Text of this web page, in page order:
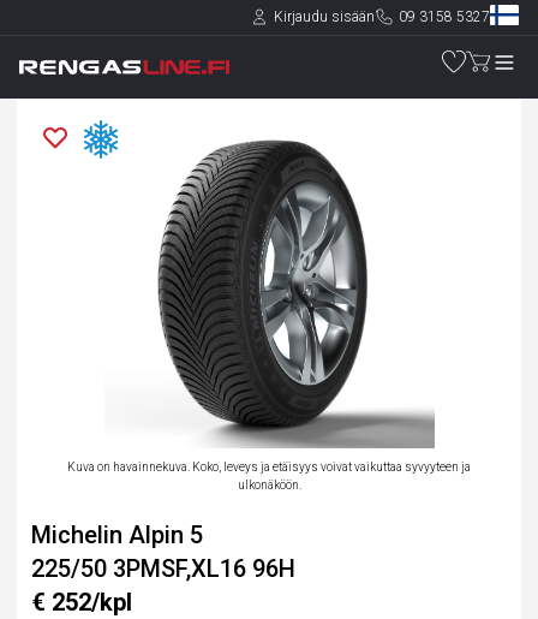
Kirjaudu sisään 09 3158 5327
Kuva on havainnekuva. Koko, leveys ja etäisyys voivat vaikuttaa syvyyteen ja
ulkonäköön.
Michelin Alpin 5
225/50 3PMSF,XL16 96H
€ 252/kpl